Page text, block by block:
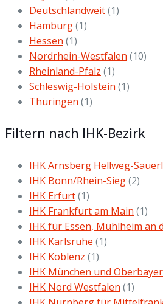
Deutschlandweit(1)
Hamburg(1)
Hessen (1)
Nordrhein-Westfalen (10)
Rheinland-Pfalz (1)
Schleswig-Holstein (1)
Thüringen (1)
Filtern nach IHK-Bezirk
IHK Arnsberg Hellweg-
IHK Bonn/Rhein-Sieg(2)
IHK Erfurt(1)
IHK Frankfurt am Main (1)
IHK für Essen, Mühlheim an
IHK Karlsruhe (1)
IHK Koblenz (1)
IHK München und
IHK Nord Westfalen (1)